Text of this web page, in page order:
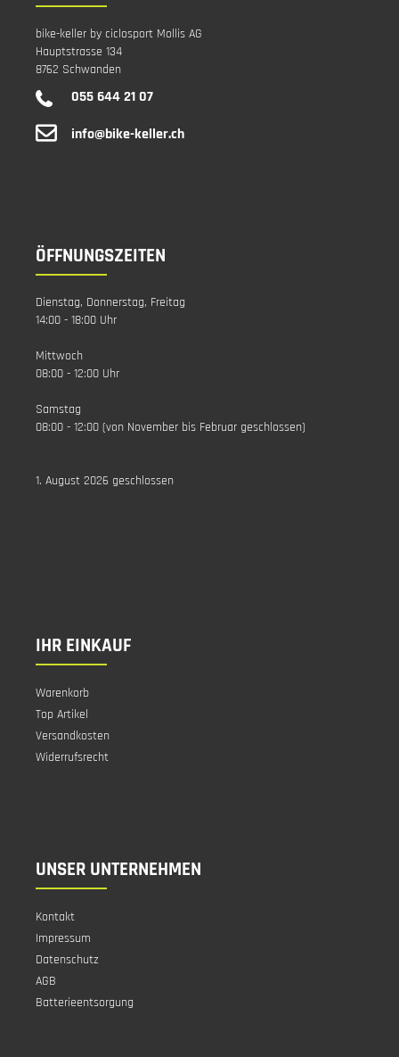
bike-keller by ciclosport Mollis AG
Hauptstrasse 134
8762 Schwanden
055 644 21 07
info@bike-keller.ch
ÖFFNUNGSZEITEN
Dienstag, Donnerstag, Freitag
14:00 - 18:00 Uhr
Mittwoch
08:00 - 12:00 Uhr
Samstag
08:00 - 12:00 (von November bis Februar geschlossen)
1. August 2026 geschlossen
IHR EINKAUF
Warenkorb
Top Artikel
Versandkosten
Widerrufsrecht
UNSER UNTERNEHMEN
Kontakt
Impressum
Datenschutz
AGB
Batterieentsorgung